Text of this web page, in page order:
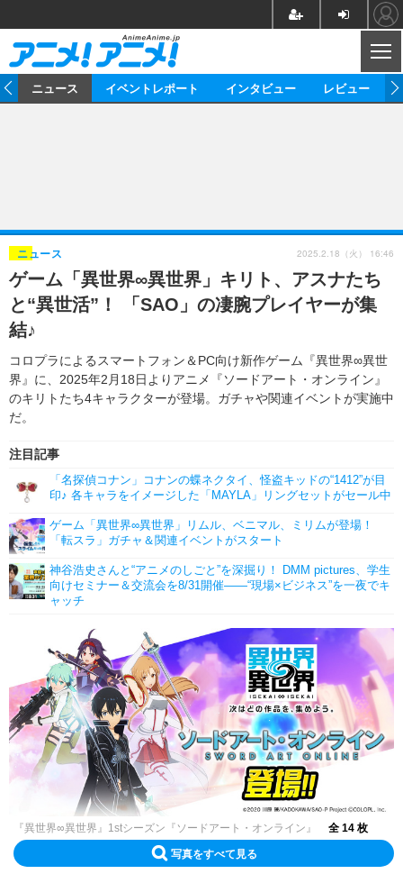
ゲーム グッズ
イベント 海外
海外イベント ビジネス
俳優・タレント アーティスト
ビジネス
アニメ 実写
書評 イベント
ゲーム 座談会
動画
アニメ！アニメ！TV ABEMA Cafe
ニュース イベントレポート インタビュー レビュー
ゲーム「異世界∞異世界」キリト、アスナたち
と“異世活”！ 「SAO」の凄腕プレイヤーが集
結♪
コロプラによるスマートフォン＆PC向け新作ゲーム『異世界∞異世
界』に、2025年2月18日よりアニメ『ソードアート・オンライン』
のキリトたち4キャラクターが登場。ガチャや関連イベントが実施中
だ。
ニュース
注目記事
「名探偵コナン」コナンの蝶ネクタイ、怪盗キッドの“1412”が目
印♪ 各キャラをイメージした「MAYLA」リングセットがセール中
ゲーム「異世界∞異世界」リムル、ベニマル、ミリムが登場！
「転スラ」ガチャ＆関連イベントがスタート
神谷浩史さんと“アニメのしごと”を深掘り！ DMM pictures、学生
向けセミナー＆交流会を8/31開催――“現場×ビジネス”を一夜でキ
ャッチ
2025.2.18（火） 16:46
『異世界∞異世界』1stシーズン『ソードアート・オンライン』 全 14 枚
写真をすべて見る